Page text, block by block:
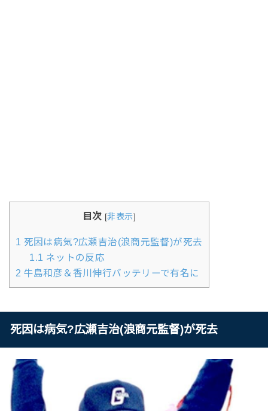
目次 [非表示]
1 死因は病気?広瀬吉治(浪商元監督)が死去
1.1 ネットの反応
2 牛島和彦＆香川伸行バッテリーで有名に
死因は病気?広瀬吉治(浪商元監督)が死去